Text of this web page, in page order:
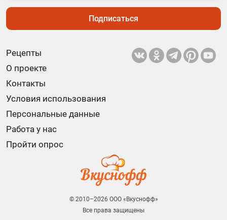
Рецепты
О проекте
Контакты
Условия использования
Персональные данные
Работа у нас
Пройти опрос
Подписаться
© 2010–2026 ООО «Вкуснофф»
Все права защищены